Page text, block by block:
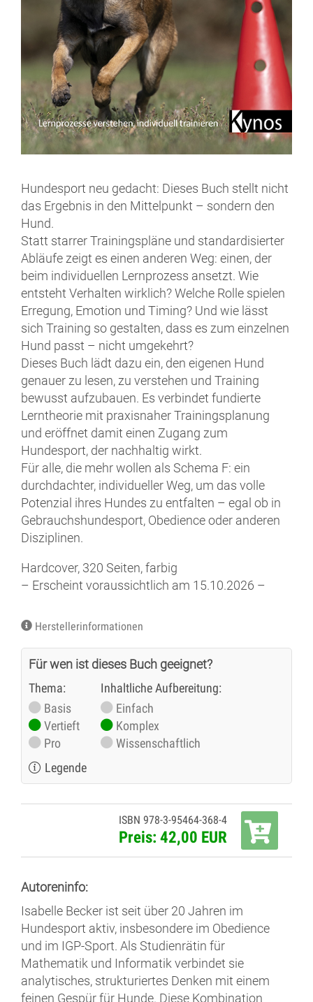
Hundesport neu gedacht: Dieses Buch stellt nicht
das Ergebnis in den Mittelpunkt – sondern den
Hund.
Statt starrer Trainingspläne und standardisierter
Abläufe zeigt es einen anderen Weg: einen, der
beim individuellen Lernprozess ansetzt. Wie
entsteht Verhalten wirklich? Welche Rolle spielen
Erregung, Emotion und Timing? Und wie lässt
sich Training so gestalten, dass es zum einzelnen
Hund passt – nicht umgekehrt?
Dieses Buch lädt dazu ein, den eigenen Hund
genauer zu lesen, zu verstehen und Training
bewusst aufzubauen. Es verbindet fundierte
Lerntheorie mit praxisnaher Trainingsplanung
und eröffnet damit einen Zugang zum
Hundesport, der nachhaltig wirkt.
Für alle, die mehr wollen als Schema F: ein
durchdachter, individueller Weg, um das volle
Potenzial ihres Hundes zu entfalten – egal ob in
Gebrauchshundesport, Obedience oder anderen
Disziplinen.
Hardcover, 320 Seiten, farbig
– Erscheint voraussichtlich am 15.10.2026 –
Herstellerinformationen
Für wen ist dieses Buch geeignet?
Thema:
Basis
Vertieft
Pro
Inhaltliche Aufbereitung:
Einfach
Komplex
Wissenschaftlich
Legende
ISBN 978-3-95464-368-4
Preis: 42,00 EUR
Autoreninfo:
Isabelle Becker ist seit über 20 Jahren im
Hundesport aktiv, insbesondere im Obedience
und im IGP-Sport. Als Studienrätin für
Mathematik und Informatik verbindet sie
analytisches, strukturiertes Denken mit einem
feinen Gespür für Hunde. Diese Kombination